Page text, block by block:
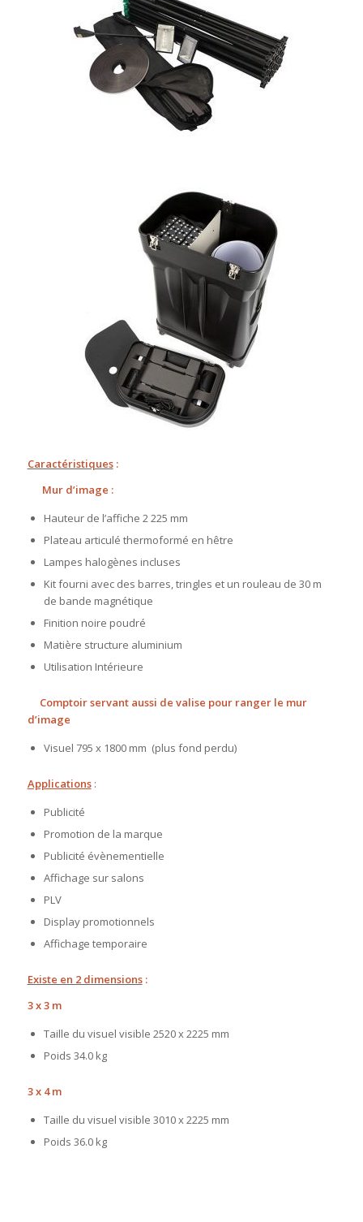
Caractéristiques:
Mur d’image :
Hauteur de l’affiche 2 225 mm
Plateau articulé thermoformé en hêtre
Lampes halogènes incluses
Kit fourni avec des barres, tringles et un rouleau de 30 m
de bande magnétique
Finition noire poudré
Matière structure aluminium
Utilisation Intérieure
Comptoir servant aussi de valise pour ranger le mur
d’image
Visuel 795 x 1800 mm (plus fond perdu)
Applications:
Publicité
Promotion de la marque
Publicité évènementielle
Affichage sur salons
PLV
Display promotionnels
Affichage temporaire
Existe en 2 dimensions:
3 x 3 m
Taille du visuel visible 2520 x 2225 mm
Poids 34.0 kg
3 x 4 m
Taille du visuel visible 3010 x 2225 mm
Poids 36.0 kg